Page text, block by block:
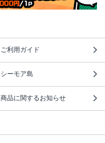
ご利用ガイド
シーモア島
商品に関するお知らせ